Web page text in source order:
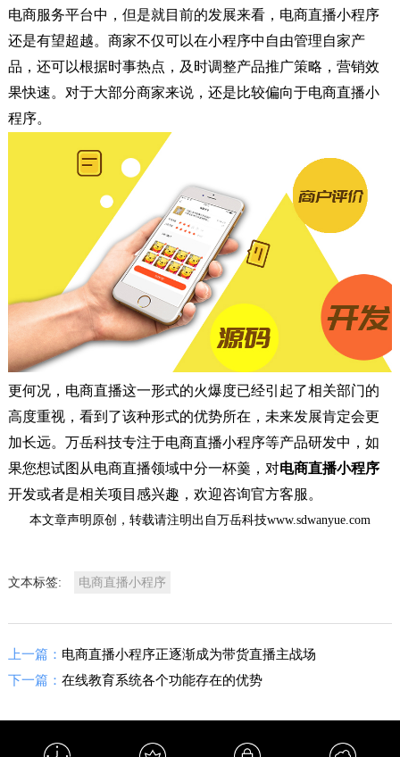
电商服务平台中，但是就目前的发展来看，电商直播小程序
还是有望超越。商家不仅可以在小程序中自由管理自家产
品，还可以根据时事热点，及时调整产品推广策略，营销效
果快速。对于大部分商家来说，还是比较偏向于电商直播小
程序。
更何况，电商直播这一形式的火爆度已经引起了相关部门的
高度重视，看到了该种形式的优势所在，未来发展肯定会更
加长远。万岳科技专注于电商直播小程序等产品研发中，如
果您想试图从电商直播领域中分一杯羹，对电商直播小程序
开发或者是相关项目感兴趣，欢迎咨询官方客服。
本文章声明原创，转载请注明出自万岳科技www.sdwanyue.com
文本标签: 电商直播小程序
上一篇： 电商直播小程序正逐渐成为带货直播主战场
下一篇： 在线教育系统各个功能存在的优势